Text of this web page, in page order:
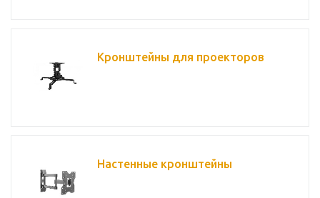
Кронштейны для проекторов
Настенные кронштейны